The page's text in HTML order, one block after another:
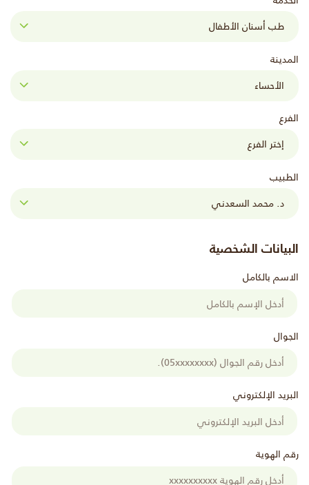
المدينة
الفرع
الطبيب
البيانات الشخصية
الاسم بالكامل
الجوال
البريد الإلكتروني
رقم الهوية